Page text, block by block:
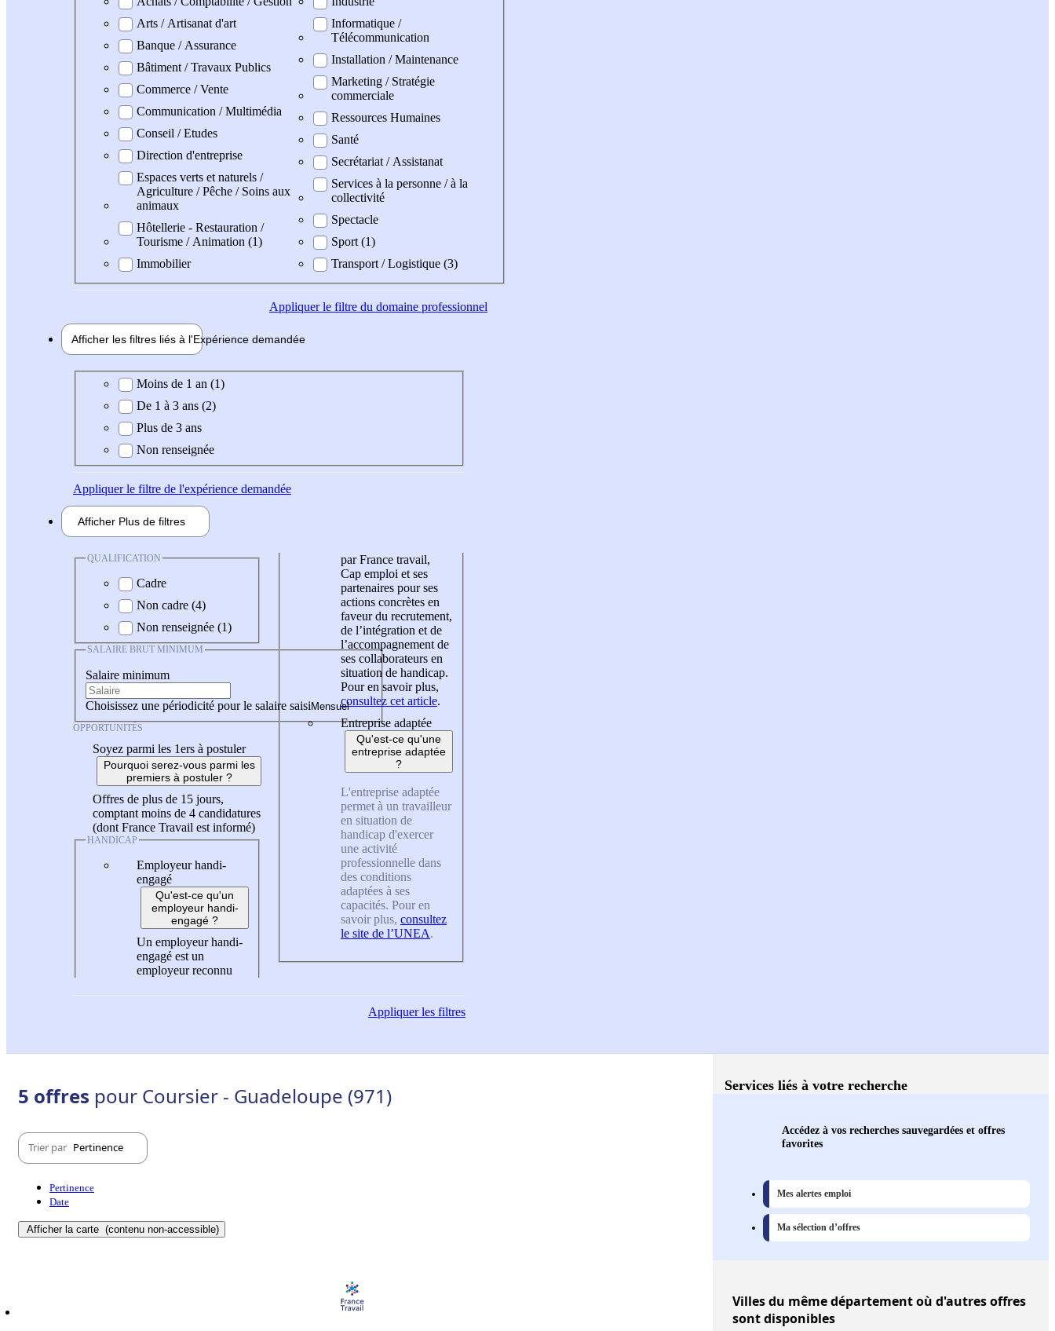
Arts / Artisanat d'art
Banque / Assurance
Bâtiment / Travaux Publics
Commerce / Vente
Communication / Multimédia
Conseil / Etudes
Direction d'entreprise
Espaces verts et naturels /
Agriculture / Pêche / Soins aux
animaux
Hôtellerie - Restauration /
Tourisme / Animation (1)
Immobilier
Informatique /
Télécommunication
Installation / Maintenance
Marketing / Stratégie
commerciale
Ressources Humaines
Santé
Secrétariat / Assistanat
Services à la personne / à la
collectivité
Spectacle
Sport (1)
Transport / Logistique (3)
Appliquerle filtre du domaine professionnel
Afficher les filtres liés à l'Expérience demandée
Expérience demandée
Moins de 1 an (1)
De 1 à 3 ans (2)
Plus de 3 ans
Non renseignée
Appliquerle filtre de l'expérience demandée
Afficher Plus de filtres
QUALIFICATION
Cadre
Non cadre (4)
Non renseignée (1)
SALAIRE BRUT MINIMUM
Salaire minimum
Choisissez une périodicité pour le salaire saisi
OPPORTUNITÉS
Soyez parmi les 1ers à postuler
Pourquoi serez-vous parmi les
premiers à postuler ?
Offres de plus de 15 jours,
comptant moins de 4 candidatures
(dont France Travail est informé)
HANDICAP
Employeur handi-
engagé
Qu'est-ce qu'un
employeur handi-
engagé ?
Un employeur handi-
engagé est un
employeur reconnu
par France travail,
Cap emploi et ses
partenaires pour ses
actions concrètes en
faveur du recrutement,
de l’intégration et de
l’accompagnement de
ses collaborateurs en
situation de handicap.
Pour en savoir plus,
consultez cet article.
Entreprise adaptée
Qu'est-ce qu'une
entreprise adaptée
?
L'entreprise adaptée
permet à un travailleur
en situation de
handicap d'exercer
une activité
professionnelle dans
des conditions
adaptées à ses
capacités. Pour en
savoir plus, consultez
le site de l’UNEA.
Appliquerles filtres
5 offres pour Coursier - Guadeloupe (971)
Trier par Pertinence
Pertinence
Date
Afficher la carte (contenu non-accessible)
Services liés à votre recherche
Accédez à vos recherches sauvegardées et offres
favorites
Mes alertes emploi
Ma sélection d’offres
Villesdu même département où d'autres offres
sont disponibles